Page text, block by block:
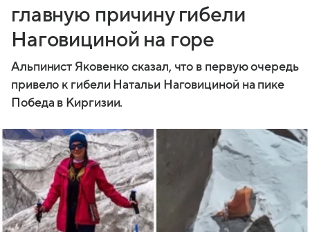
главную причину гибели
Наговициной на горе
Альпинист Яковенко сказал, что в первую очередь
привело к гибели Натальи Наговициной на пике
Победа в Киргизии.